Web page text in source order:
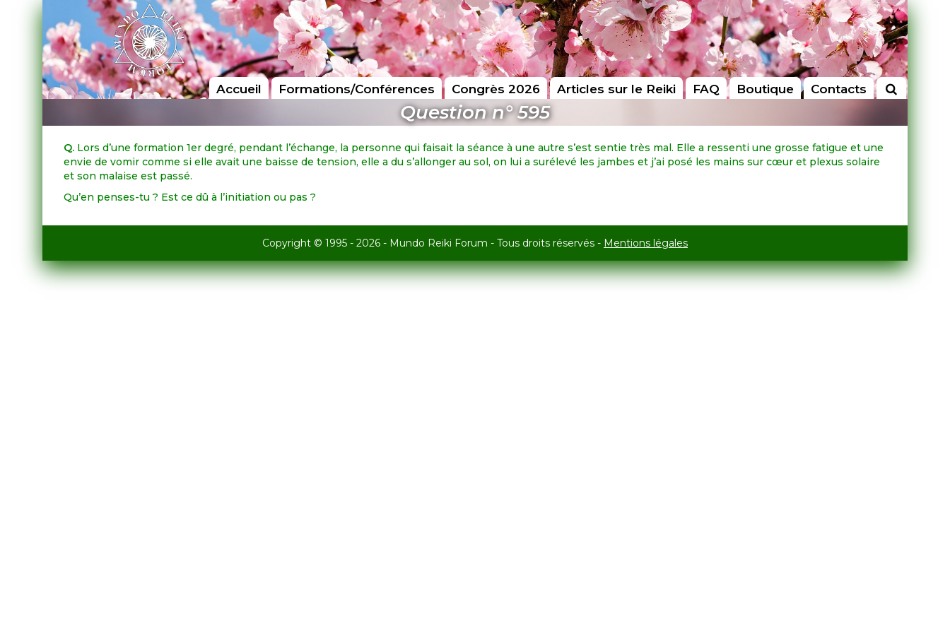
Accueil Formations/Conférences Congrès 2026 Articles sur le Reiki FAQ Boutique Contacts
Question n° 595
Q. Lors d’une formation 1er degré, pendant l’échange, la personne qui faisait la séance à une autre s’est sentie très mal. Elle a ressenti une grosse fatigue et une
envie de vomir comme si elle avait une baisse de tension, elle a du s’allonger au sol, on lui a surélevé les jambes et j’ai posé les mains sur cœur et plexus solaire
et son malaise est passé.
Qu’en penses-tu ? Est ce dû à l’initiation ou pas ?
Copyright © 1995 - 2026 - Mundo Reiki Forum - Tous droits réservés - Mentions légales